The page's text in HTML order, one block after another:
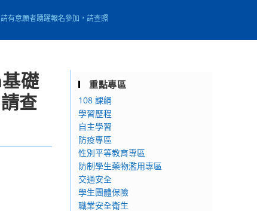
有意願者踴躍報名參加，請查照
礎
查
重點專區
108 課綱
學習歷程
自主學習
防疫專區
性別平等教育專區
防制學生藥物濫用專區
交通安全
學生團體保險
職業安全衛生